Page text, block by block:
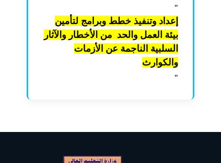
"
إعداد وتنفيذ خطط وبرامج لتأمين
بيئة العمل والحد من الأخطار والآثار
السلبية الناجمة عن الأزمات
والكوارث
"